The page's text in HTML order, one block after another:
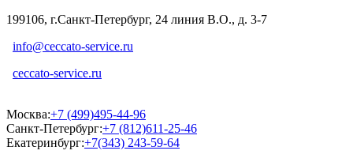
199106, г.Санкт-Петербург, 24 линия В.О., д. 3-7
info@ceccato-service.ru
ceccato-service.ru
Москва:+7 (499)495-44-96
Санкт-Петербург:+7 (812)611-25-46
Екатеринбург:+7(343) 243-59-64